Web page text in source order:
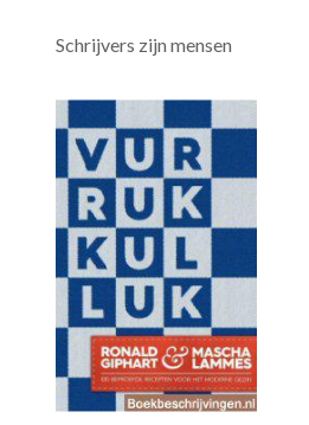
Schrijvers zijn mensen